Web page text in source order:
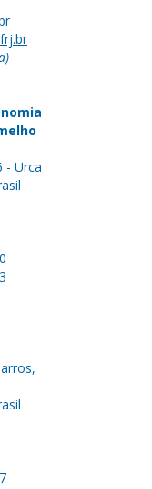
- Urca